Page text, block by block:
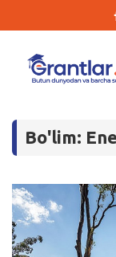
Tanlovlar
Kurslar
Blog
Bo'lim: